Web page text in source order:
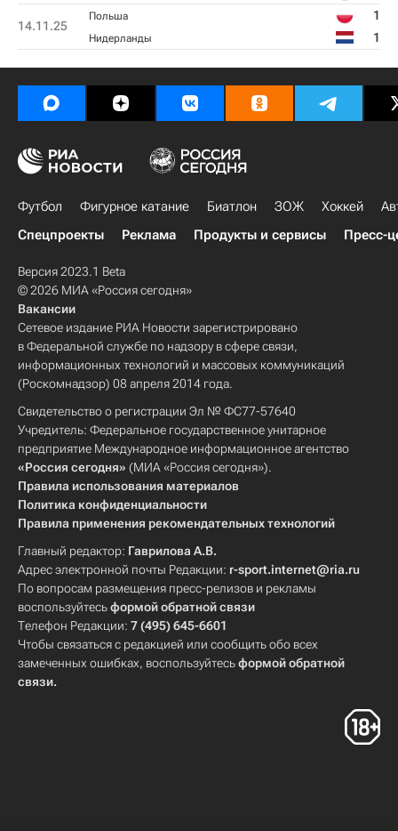
14.11.25
Польша 1
Нидерланды 1
Футбол Фигурное катание Биатлон ЗОЖ Хоккей
Спецпроекты
Реклама Продукты и сервисы Пресс-
Версия 2023.1 Beta
© 2026 МИА «Россия сегодня»
Вакансии
Сетевое издание РИА Новости зарегистрировано
в Федеральной службе по надзору в сфере связи,
информационных технологий и массовых коммуникаций
(Роскомнадзор) 08 апреля 2014 года.
Свидетельство о регистрации Эл № ФС77-57640
Учредитель: Федеральное государственное унитарное
предприятие Международное информационное агентство
«Россия сегодня» (МИА «Россия сегодня»).
Правила использования материалов
Политика конфиденциальности
Правила применения рекомендательных технологий
Главный редактор: Гаврилова А.В.
Адрес электронной почты Редакции: r-sport.internet@ria.ru
По вопросам размещения пресс-релизов и рекламы
воспользуйтесьформой обратной связи
Телефон Редакции: 7 (495) 645-6601
Чтобы связаться с редакцией или сообщить обо всех
замеченных ошибках, воспользуйтесьформой обратной
связи.